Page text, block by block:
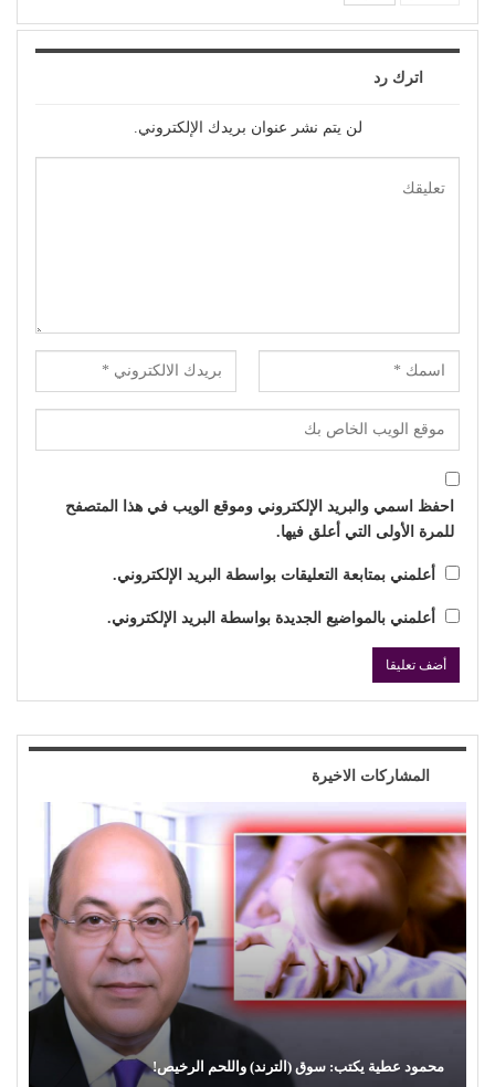
اترك رد
لن يتم نشر عنوان بريدك الإلكتروني.
احفظ اسمي والبريد الإلكتروني وموقع الويب في هذا المتصفح
للمرة الأولى التي أعلق فيها.
أعلمني بمتابعة التعليقات بواسطة البريد الإلكتروني.
أعلمني بالمواضيع الجديدة بواسطة البريد الإلكتروني.
المشاركات الاخيرة
محمود عطية يكتب: سوق (الترند) واللحم الرخيص!